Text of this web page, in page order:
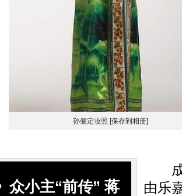
孙俪定妆照 [保存到相册]
众小主“前传” 蒋
成
由乐